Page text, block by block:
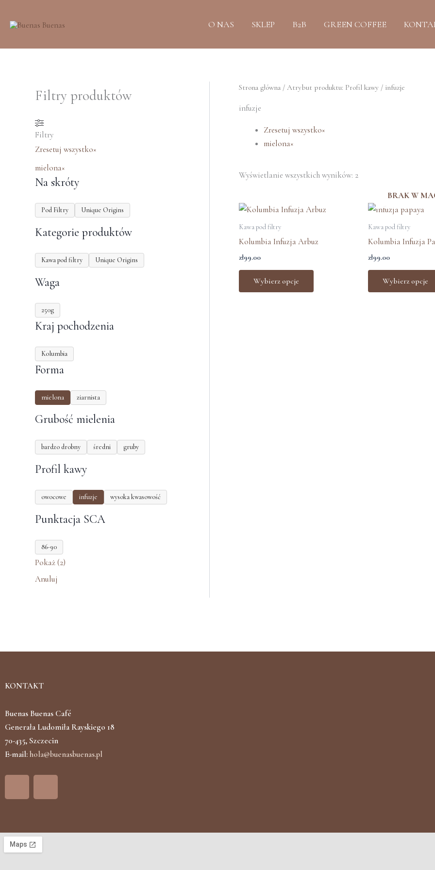
O NAS SKLEP B2B GREEN COFFEE
Filtry produktów
Filtry
Zresetuj wszystko×
mielona×
Na skróty
Pod Filtry Unique Origins
Kategorie produktów
Kawa pod filtry Unique Origins
Waga
250g
Kraj pochodzenia
Kolumbia
Forma
mielona ziarnista
Grubość mielenia
bardzo drobny średni gruby
Profil kawy
owocowe infuzje wysoka kwasowość
Punktacja SCA
86-90
Pokaż(2)
Anuluj
Strona główna / Atrybut produktu: Profil kawy / infuzje
infuzje
Zresetuj wszystko×
mielona×
Wyświetlanie wszystkich wyników: 2
najnowszych
Kawa pod filtry
Kolumbia Infuzja Arbuz
zł99.00
Wybierz opcje
Ten
można
BRAK W
Kawa pod filtry
Kolumbia Infuzja
zł99.00
Wybierz opcje
KONTAKT
Buenas Buenas Café
Generała Ludomiła Rayskiego 18
70-435, Szczecin
E-mail:hola@buenasbuenas.pl
F
a
c
e
I
n
s